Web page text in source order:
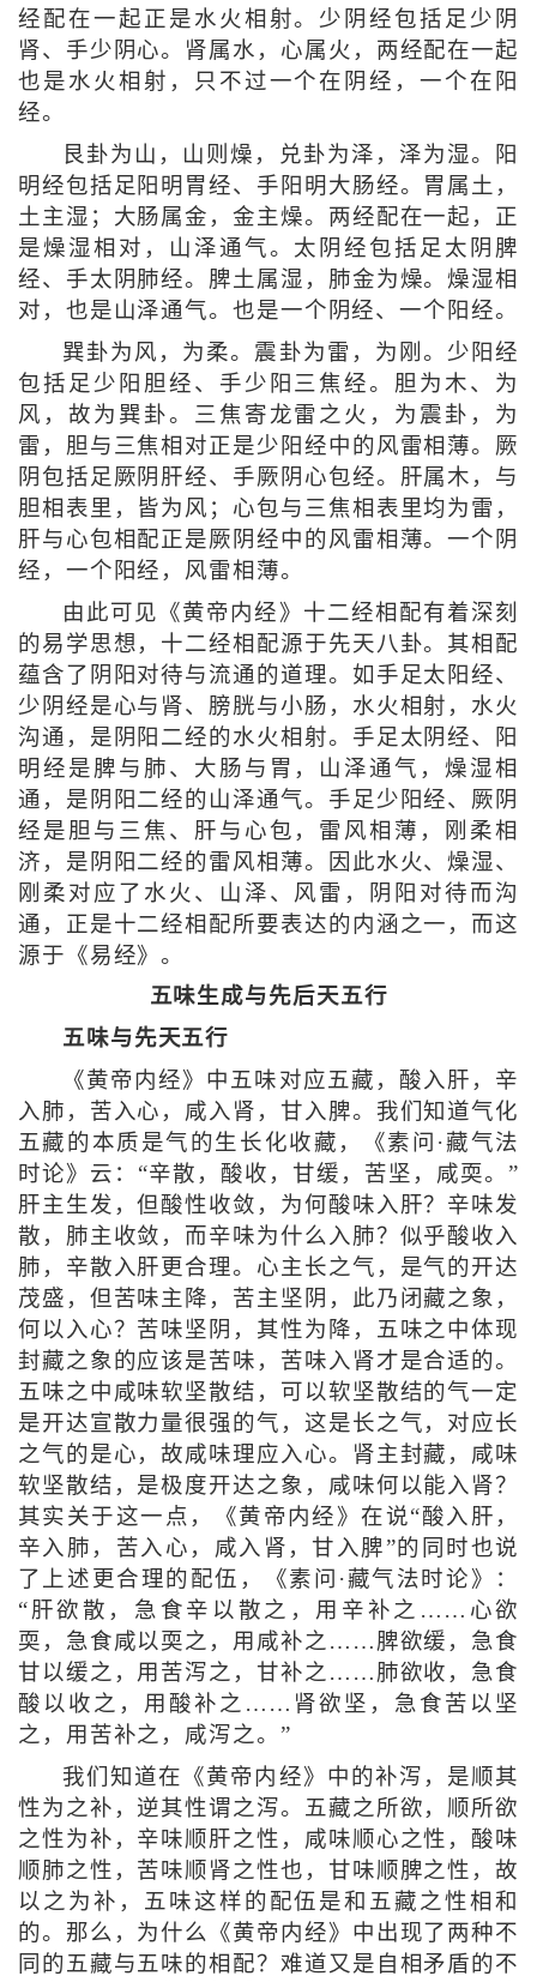
经配在一起正是水火相射。少阴经包括足少阴
肾、手少阴心。肾属水，心属火，两经配在一起
也是水火相射，只不过一个在阴经，一个在阳
经。
艮卦为山，山则燥，兑卦为泽，泽为湿。阳
明经包括足阳明胃经、手阳明大肠经。胃属土，
土主湿；大肠属金，金主燥。两经配在一起，正
是燥湿相对，山泽通气。太阴经包括足太阴脾
经、手太阴肺经。脾土属湿，肺金为燥。燥湿相
对，也是山泽通气。也是一个阴经、一个阳经。
巽卦为风，为柔。震卦为雷，为刚。少阳经
包括足少阳胆经、手少阳三焦经。胆为木、为
风，故为巽卦。三焦寄龙雷之火，为震卦，为
雷，胆与三焦相对正是少阳经中的风雷相薄。厥
阴包括足厥阴肝经、手厥阴心包经。肝属木，与
胆相表里，皆为风；心包与三焦相表里均为雷，
肝与心包相配正是厥阴经中的风雷相薄。一个阴
经，一个阳经，风雷相薄。
由此可见《黄帝内经》十二经相配有着深刻
的易学思想，十二经相配源于先天八卦。其相配
蕴含了阴阳对待与流通的道理。如手足太阳经、
少阴经是心与肾、膀胱与小肠，水火相射，水火
沟通，是阴阳二经的水火相射。手足太阴经、阳
明经是脾与肺、大肠与胃，山泽通气，燥湿相
通，是阴阳二经的山泽通气。手足少阳经、厥阴
经是胆与三焦、肝与心包，雷风相薄，刚柔相
济，是阴阳二经的雷风相薄。因此水火、燥湿、
刚柔对应了水火、山泽、风雷，阴阳对待而沟
通，正是十二经相配所要表达的内涵之一，而这
源于《易经》。
五味生成与先后天五行
五味与先天五行
《黄帝内经》中五味对应五藏，酸入肝，辛
入肺，苦入心，咸入肾，甘入脾。我们知道气化
五藏的本质是气的生长化收藏，《素问·藏气法
时论》云：“辛散，酸收，甘缓，苦坚，咸耎。”
肝主生发，但酸性收敛，为何酸味入肝？辛味发
散，肺主收敛，而辛味为什么入肺？似乎酸收入
肺，辛散入肝更合理。心主长之气，是气的开达
茂盛，但苦味主降，苦主坚阴，此乃闭藏之象，
何以入心？苦味坚阴，其性为降，五味之中体现
封藏之象的应该是苦味，苦味入肾才是合适的。
五味之中咸味软坚散结，可以软坚散结的气一定
是开达宣散力量很强的气，这是长之气，对应长
之气的是心，故咸味理应入心。肾主封藏，咸味
软坚散结，是极度开达之象，咸味何以能入肾？
其实关于这一点，《黄帝内经》在说“酸入肝，
辛入肺，苦入心，咸入肾，甘入脾”的同时也说
了上述更合理的配伍，《素问·藏气法时论》：
“肝欲散，急食辛以散之，用辛补之……心欲
耎，急食咸以耎之，用咸补之……脾欲缓，急食
甘以缓之，用苦泻之，甘补之……肺欲收，急食
酸以收之，用酸补之……肾欲坚，急食苦以坚
之，用苦补之，咸泻之。”
我们知道在《黄帝内经》中的补泻，是顺其
性为之补，逆其性谓之泻。五藏之所欲，顺所欲
之性为补，辛味顺肝之性，咸味顺心之性，酸味
顺肺之性，苦味顺肾之性也，甘味顺脾之性，故
以之为补，五味这样的配伍是和五藏之性相和
的。那么，为什么《黄帝内经》中出现了两种不
同的五藏与五味的相配？难道又是自相矛盾的不